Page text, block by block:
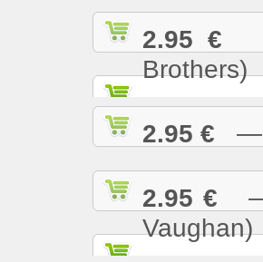
2.95 €
Brothers)
2.95 € —
2.95 € —
Vaughan)